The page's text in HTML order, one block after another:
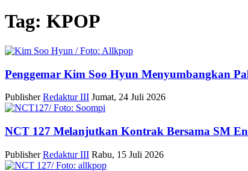
Tag: KPOP
Penggemar Kim Soo Hyun Menyumbangkan
Publisher Redaktur III Jumat, 24 Juli 2026
NCT 127 Melanjutkan Kontrak Bersama SM
Publisher Redaktur III Rabu, 15 Juli 2026